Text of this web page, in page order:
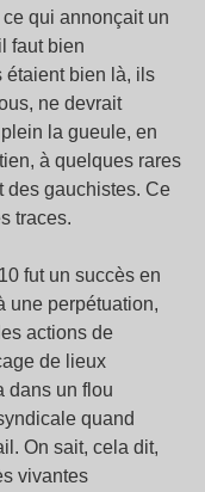
qui annonçait un
faut bien
étaient bien là, ils
ne devrait
la gueule, en
à quelques rares
des gauchistes. Ce
traces.
fut un succès en
une perpétuation,
actions de
de lieux
dans un flou
quand
On sait, cela dit,
vivantes